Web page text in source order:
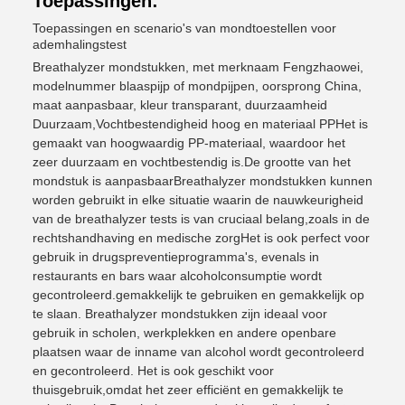
Toepassingen en scenario's van mondtoestellen voor
ademhalingstest
Breathalyzer mondstukken, met merknaam Fengzhaowei,
modelnummer blaaspijp of mondpijpen, oorsprong China,
maat aanpasbaar, kleur transparant, duurzaamheid
Duurzaam,Vochtbestendigheid hoog en materiaal PPHet is
gemaakt van hoogwaardig PP-materiaal, waardoor het
zeer duurzaam en vochtbestendig is.De grootte van het
mondstuk is aanpasbaarBreathalyzer mondstukken kunnen
worden gebruikt in elke situatie waarin de nauwkeurigheid
van de breathalyzer tests is van cruciaal belang,zoals in de
rechtshandhaving en medische zorgHet is ook perfect voor
gebruik in drugspreventieprogramma's, evenals in
restaurants en bars waar alcoholconsumptie wordt
gecontroleerd.gemakkelijk te gebruiken en gemakkelijk op
te slaan. Breathalyzer mondstukken zijn ideaal voor
gebruik in scholen, werkplekken en andere openbare
plaatsen waar de inname van alcohol wordt gecontroleerd
en gecontroleerd. Het is ook geschikt voor
thuisgebruik,omdat het zeer efficiënt en gemakkelijk te